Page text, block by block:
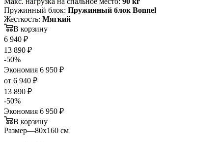
Пружинный блок: Пружинный блок Bonnel
Жесткость: Мягкий
В корзину
6 940 ₽
13 890 ₽
-50%
Экономия 6 950 ₽
от 6 940 ₽
13 890 ₽
-50%
Экономия 6 950 ₽
В корзину
Размер—80х160 см